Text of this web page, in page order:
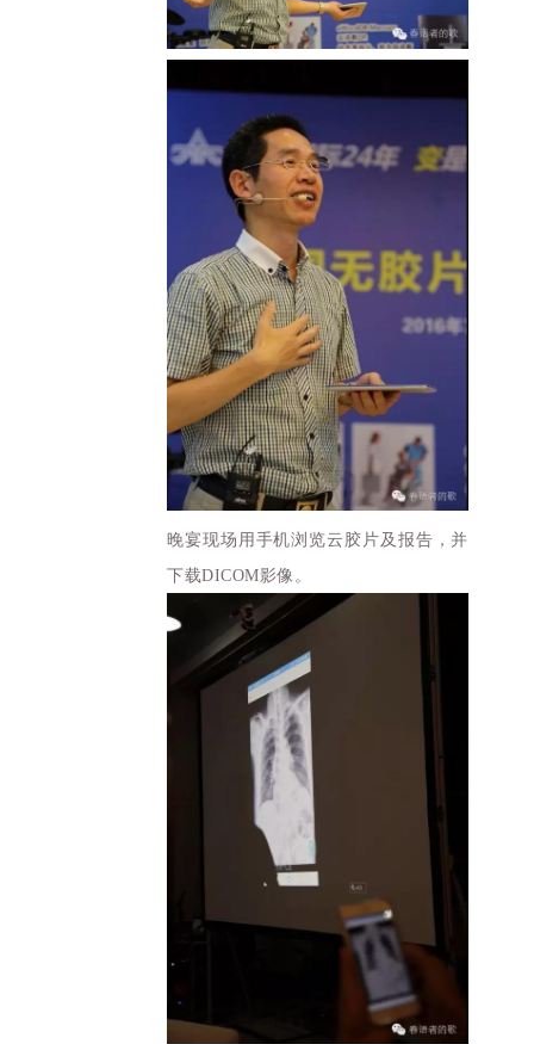
晚宴现场用手机浏览云胶片及报告，并
下载DICOM影像。